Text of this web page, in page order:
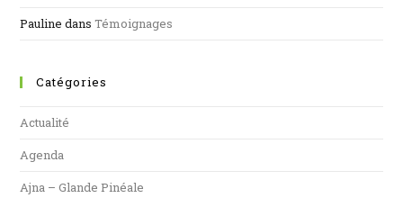
Pauline dansTémoignages
Catégories
Actualité
Agenda
Ajna – Glande Pinéale